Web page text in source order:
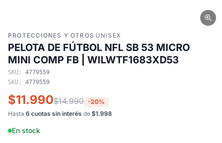
PROTECCIONES Y OTROS ·UNISEX
PELOTA DE FÚTBOL NFL SB 53 MICRO
MINI COMP FB | WILWTF1683XD53
SKU:
4779559
SKU:
4779559
$11.990$14.990 -20%
Hasta 6 cuotas sin interés de $1.998
En stock